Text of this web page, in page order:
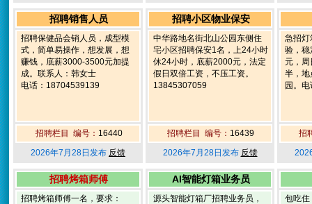
招聘销售人员
招聘保健品会销人员，成型模
式，简单易操作，想发展，想
赚钱，底薪3000-3500元加提
成。联系人：韩女士
电话：18704539139
招聘栏目 编号： 16440
2026年7月28日发布 反馈
招聘小区物业保安
中华路地名街北山公园东侧住
宅小区招聘保安1名，上24小时
休24小时，底薪2000元，法定
假日双倍工资，不压工资。
13845307059
招聘栏目 编号： 16439
2026年7月28日发布 反馈
急招灯
验，
元，周
半，地
园。
招
招聘烤箱师傅
招聘烤箱师傅一名，要求：
AI智能灯箱业务员
源头智能灯箱厂招聘业务员，
包吃住